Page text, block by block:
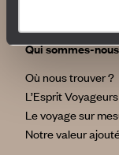
Qui sommes-
Où nous trouver ?
L’Esprit Voyageurs
Le voyage sur
Notre valeur